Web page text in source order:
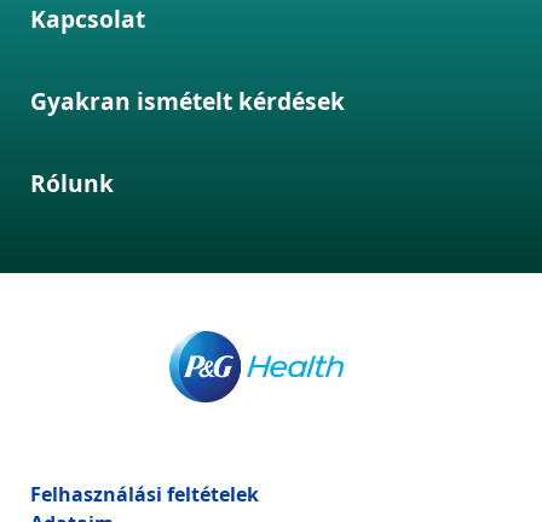
Kapcsolat
Gyakran ismételt kérdések
Rólunk
Felhasználási feltételek